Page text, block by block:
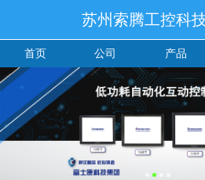
苏州索腾工控科
首页 公司 产品